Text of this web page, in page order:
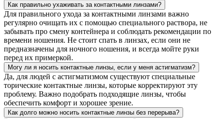
Как правильно ухаживать за контактными линзами?
Для правильного ухода за контактными линзами важно
регулярно очищать их с помощью специального раствора, не
забывать про смену контейнера и соблюдать рекомендации по
времени ношения. Не стоит спать в линзах, если они не
предназначены для ночного ношения, и всегда мойте руки
перед их примеркой.
Могу ли я носить контактные линзы, если у меня астигматизм?
Да, для людей с астигматизмом существуют специальные
торические контактные линзы, которые корректируют эту
проблему. Важно подобрать подходящие линзы, чтобы
обеспечить комфорт и хорошее зрение.
Как долго можно носить контактные линзы без перерыва?